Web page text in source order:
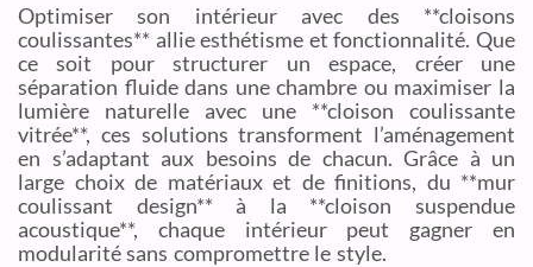
Optimiser son intérieur avec des **cloisons
coulissantes** allie esthétisme et fonctionnalité. Que
ce soit pour structurer un espace, créer une
séparation fluide dans une chambre ou maximiser la
lumière naturelle avec une **cloison coulissante
vitrée**, ces solutions transforment l’aménagement
en s’adaptant aux besoins de chacun. Grâce à un
large choix de matériaux et de finitions, du **mur
coulissant design** à la **cloison suspendue
acoustique**, chaque intérieur peut gagner en
modularité sans compromettre le style.